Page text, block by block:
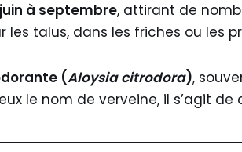
juin à septembre, attirant de
talus, dans les friches ou les
(Aloysia citrodora),
le nom de verveine, il s’agit